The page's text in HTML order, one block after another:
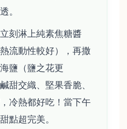
。
刻淋上純素焦糖醬
熱流動性較好），再撒
鹽（鹽之花更
甜交織、堅果香脆、
冷熱都好吃！當下午
點超完美。